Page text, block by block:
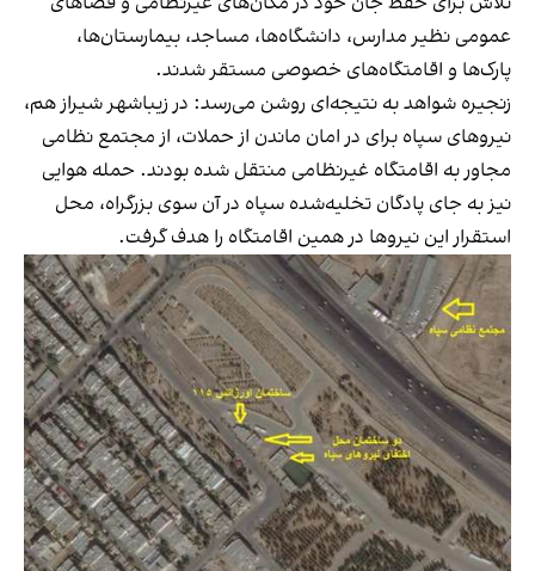
عمومی نظیر مدارس، دانشگاه‌ها، مساجد، بیمارستان‌ها،
پارک‌ها و اقامتگاه‌های خصوصی مستقر شدند.
زنجیره شواهد به نتیجه‌ای روشن می‌رسد: در زیباشهر شیراز هم،
نیروهای سپاه برای در امان ماندن از حملات، از مجتمع نظامی
مجاور به اقامتگاه غیرنظامی منتقل شده بودند. حمله هوایی
نیز به جای پادگان تخلیه‌شده سپاه در آن سوی بزرگراه، محل
استقرار این نیروها در همین اقامتگاه را هدف گرفت.